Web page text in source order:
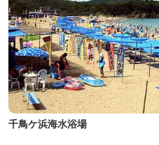
千鳥ケ浜海水浴場